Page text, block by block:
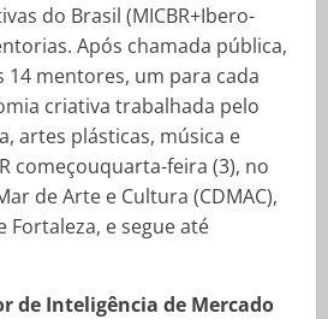
do Brasil (MICBR+Ibero-
Após chamada pública,
mentores, um para cada
criativa trabalhada pelo
artes plásticas, música e
começouquarta-feira (3), no
de Arte e Cultura (CDMAC),
Fortaleza, e segue até
de Inteligência de Mercado